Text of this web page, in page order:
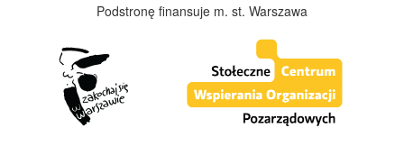
Podstronę finansuje m. st. Warszawa